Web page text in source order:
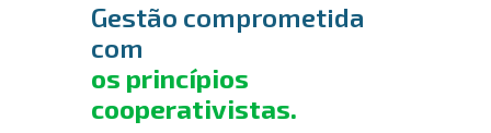
Gestão comprometida
com
os princípios
cooperativistas.